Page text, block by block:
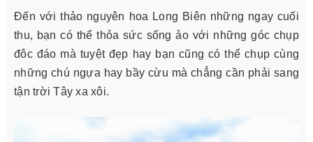
Đến với thảo nguyên hoa Long Biên những ngay cuối
thu, bạn có thể thỏa sức sống ảo với những góc chụp
đôc đáo mà tuyệt đẹp hay bạn cũng có thể chụp cùng
những chú ngựa hay bầy cừu mà chẳng cần phải sang
tận trời Tây xa xôi.